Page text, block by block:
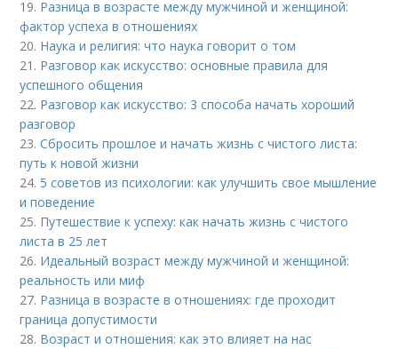
19. Разница в возрасте между мужчиной и женщиной:
фактор успеха в отношениях
20. Наука и религия: что наука говорит о том
21. Разговор как искусство: основные правила для
успешного общения
22. Разговор как искусство: 3 способа начать хороший
разговор
23.Сбросить прошлое и начать жизнь с чистого листа:
путь к новой жизни
24. 5 советов из психологии: как улучшить свое мышление
и поведение
25. Путешествие к успеху: как начать жизнь с чистого
листа в 25 лет
26. Идеальный возраст между мужчиной и женщиной:
реальность или миф
27. Разница в возрасте в отношениях: где проходит
граница допустимости
28. Возраст и отношения: как это влияет на нас